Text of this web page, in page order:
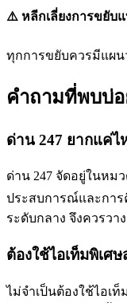
⚠️ หลีกเลี่ยงการขยับ
ทุกการขยับควรมีแผน
คำถามที่พบบ่
ด่าน 247 ยากแค่ไ
ด่าน 247 จัดอยู่ในหมว
ประสบการณ์และกา
ระดับกลาง จึงควรวา
ต้องใช้ไอเท็มพิเศ
ไม่จำเป็นต้องใช้ไอเ